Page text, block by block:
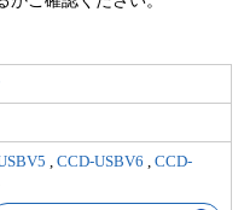
,CCD-USBV6 ,CCD-